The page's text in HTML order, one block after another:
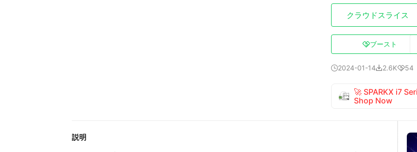
クラウドスライス
ブースト
2024-01-142.6K54
🚀 SPARKX i7
Shop Now
説明